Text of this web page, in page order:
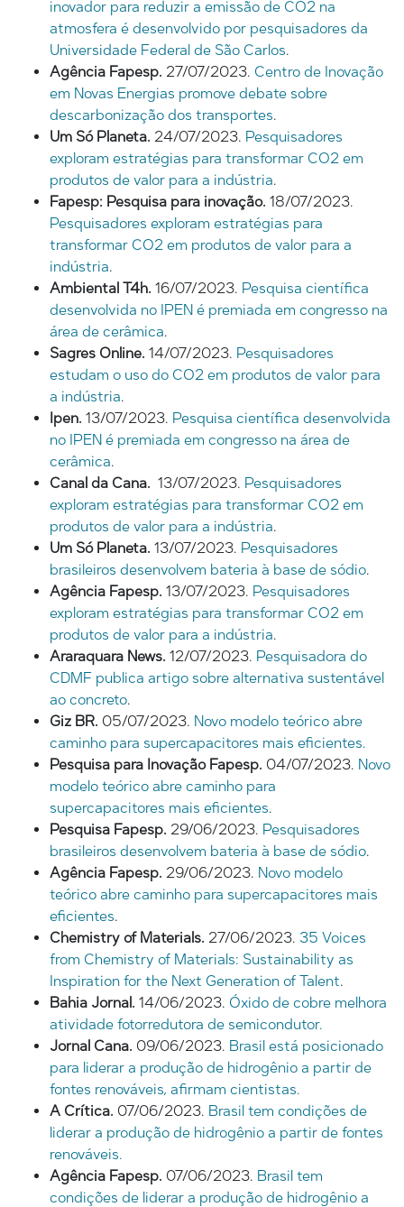
inovador para reduzir a emissão de CO2 na
atmosfera é desenvolvido por pesquisadores da
Universidade Federal de São Carlos.
Agência Fapesp. 27/07/2023. Centro de Inovação
em Novas Energias promove debate sobre
descarbonização dos transportes.
Um Só Planeta. 24/07/2023. Pesquisadores
exploram estratégias para transformar CO2 em
produtos de valor para a indústria.
Fapesp: Pesquisa para inovação. 18/07/2023.
Pesquisadores exploram estratégias para
transformar CO2 em produtos de valor para a
indústria.
Ambiental T4h. 16/07/2023. Pesquisa científica
desenvolvida no IPEN é premiada em congresso na
área de cerâmica.
Sagres Online. 14/07/2023. Pesquisadores
estudam o uso do CO2 em produtos de valor para
a indústria.
Ipen. 13/07/2023. Pesquisa científica desenvolvida
no IPEN é premiada em congresso na área de
cerâmica.
Canal da Cana. 13/07/2023. Pesquisadores
exploram estratégias para transformar CO2 em
produtos de valor para a indústria.
Um Só Planeta. 13/07/2023. Pesquisadores
brasileiros desenvolvem bateria à base de sódio.
Agência Fapesp. 13/07/2023. Pesquisadores
exploram estratégias para transformar CO2 em
produtos de valor para a indústria.
Araraquara News. 12/07/2023. Pesquisadora do
CDMF publica artigo sobre alternativa sustentável
ao concreto.
Giz BR. 05/07/2023. Novo modelo teórico abre
caminho para supercapacitores mais eficientes.
Pesquisa para Inovação Fapesp. 04/07/2023. Novo
modelo teórico abre caminho para
supercapacitores mais eficientes.
Pesquisa Fapesp. 29/06/2023. Pesquisadores
brasileiros desenvolvem bateria à base de sódio.
Agência Fapesp. 29/06/2023. Novo modelo
teórico abre caminho para supercapacitores mais
eficientes.
Chemistry of Materials. 27/06/2023. 35 Voices
from Chemistry of Materials: Sustainability as
Inspiration for the Next Generation of Talent.
Bahia Jornal. 14/06/2023. Óxido de cobre melhora
atividade fotorredutora de semicondutor.
Jornal Cana. 09/06/2023. Brasil está posicionado
para liderar a produção de hidrogênio a partir de
fontes renováveis, afirmam cientistas.
A Crítica. 07/06/2023. Brasil tem condições de
liderar a produção de hidrogênio a partir de fontes
renováveis.
Agência Fapesp. 07/06/2023. Brasil tem
condições de liderar a produção de hidrogênio a